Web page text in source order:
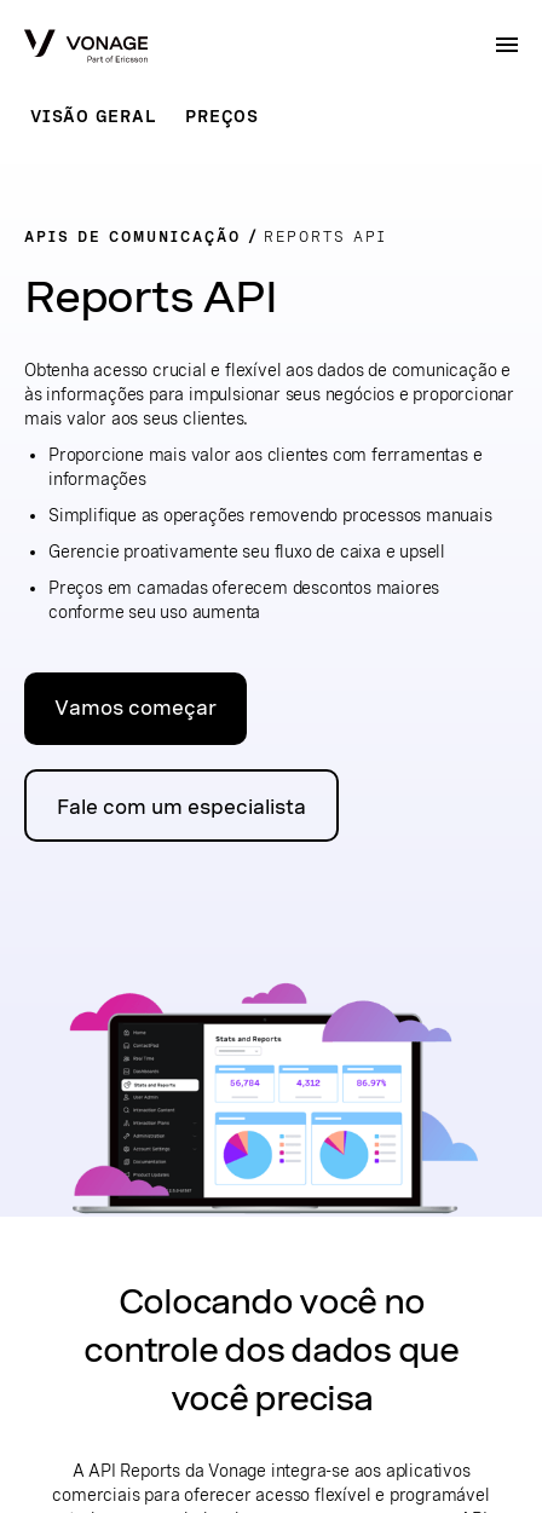
VISÃO GERAL PREÇOS
APIS DE COMUNICAÇÃO REPORTS API
Reports API
Obtenha acesso crucial e flexível aos dados de comunicação e
às informações para impulsionar seus negócios e proporcionar
mais valor aos seus clientes.
Proporcione mais valor aos clientes com ferramentas e
informações
Simplifique as operações removendo processos manuais
Gerencie proativamente seu fluxo de caixa e upsell
Preços em camadas oferecem descontos maiores
conforme seu uso aumenta
Vamos começar
Fale com um especialista
Colocando você no
controle dos dados que
você precisa
A API Reports da Vonage integra-se aos aplicativos
comerciais para oferecer acesso flexível e programável